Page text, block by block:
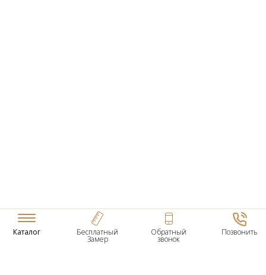
Каталог Бесплатный
Замер
Обратный
звонок
Позвонить